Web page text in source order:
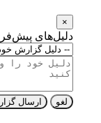
دلیل‌های پیش‌فرض:
ارسال گزارش